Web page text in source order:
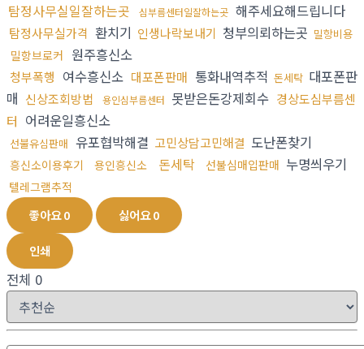
탐정사무실일잘하는곳
심부름센터일잘하는곳 해주세요해드립니다
탐정사무실가격 환치기 인생나락보내기 청부의뢰하는곳 밀항비용
밀항브로커 원주흥신소
청부폭행 여수흥신소 대포폰판매 통화내역추적 돈세탁 대포폰판
매 신상조회방법 용인심부름센터 못받은돈강제회수 경상도심부름센
터 어려운일흥신소
선불유심판매 유포협박해결 고민상담고민해결 도난폰찾기
흥신소이용후기 용인흥신소 돈세탁 선불심매입판매 누명씌우기
텔레그램추적
좋아요0 싫어요0
인쇄
전체 0